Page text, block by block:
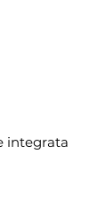
integrata